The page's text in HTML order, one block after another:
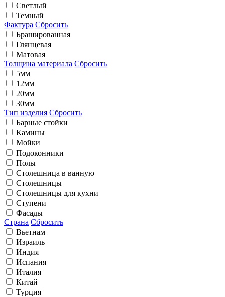
Светлый
Темный
Фактура Сбросить
Брашированная
Глянцевая
Матовая
Толщина материала Сбросить
5мм
12мм
20мм
30мм
Тип изделия Сбросить
Барные стойки
Камины
Мойки
Подоконники
Полы
Столешница в ванную
Столешницы
Столешницы для кухни
Ступени
Фасады
Страна Сбросить
Вьетнам
Израиль
Индия
Испания
Италия
Китай
Турция